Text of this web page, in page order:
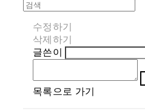
수정하기
삭제하기
글쓴이
목록으로 가기